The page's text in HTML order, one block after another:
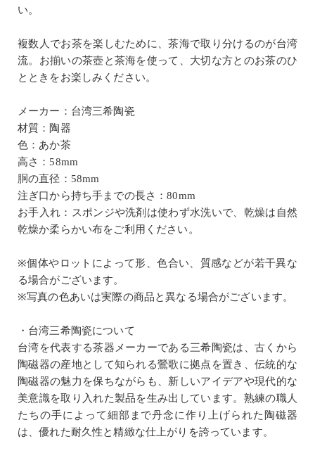
い。
複数人でお茶を楽しむために、茶海で取り分けるのが台湾
流。お揃いの茶壺と茶海を使って、大切な方とのお茶のひ
とときをお楽しみください。
メーカー：台湾三希陶瓷
材質：陶器
色：あか茶
高さ：58mm
胴の直径：58mm
注ぎ口から持ち手までの長さ：80mm
お手入れ：スポンジや洗剤は使わず水洗いで、乾燥は自然
乾燥か柔らかい布をご利用ください。
※個体やロットによって形、色合い、質感などが若干異な
る場合がございます。
※写真の色あいは実際の商品と異なる場合がございます。
・台湾三希陶瓷について
台湾を代表する茶器メーカーである三希陶瓷は、古くから
陶磁器の産地として知られる鶯歌に拠点を置き、伝統的な
陶磁器の魅力を保ちながらも、新しいアイデアや現代的な
美意識を取り入れた製品を生み出しています。熟練の職人
たちの手によって細部まで丹念に作り上げられた陶磁器
は、優れた耐久性と精緻な仕上がりを誇っています。